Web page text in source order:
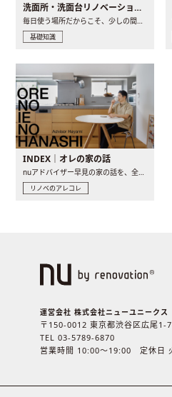
洗面所・洗面台リノベーションの事例と間取りアイデア
基礎知識
INDEX｜オレの家の話
nuアドバイザー早見の家の話を、全4話でお届け。リノベーションを..
リノベのアレコレ
運営会社 株式会社ニューユニークス
〒150-0012 東京都渋谷区広尾1-
TEL 03-5789-6870
営業時間 10:00〜19:00 定休日